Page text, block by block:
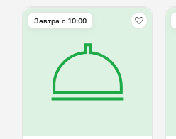
Завтра c 10:00